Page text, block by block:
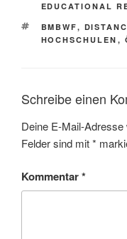
EDUCATIONAL
SCHLAGWÖRTER
BMBWF,
HOCHSCHULEN ,
Schreibe einen
Deine E-Mail-
Felder sind mit*
Kommentar*